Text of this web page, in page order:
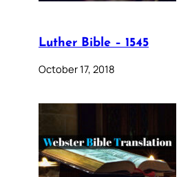
Luther Bible – 1545
October 17, 2018